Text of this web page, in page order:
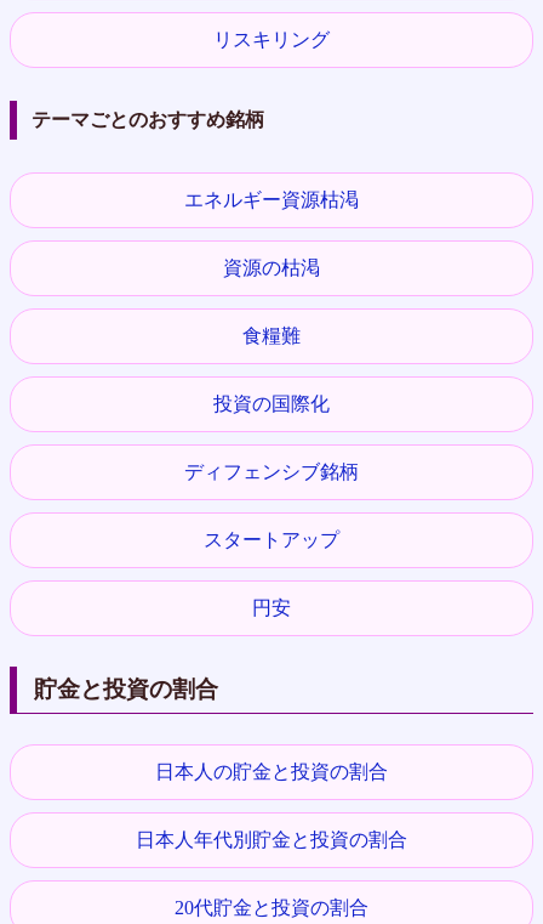
リスキリング
テーマごとのおすすめ銘柄
エネルギー資源枯渇
資源の枯渇
食糧難
投資の国際化
ディフェンシブ銘柄
スタートアップ
円安
貯金と投資の割合
日本人の貯金と投資の割合
日本人年代別貯金と投資の割合
20代貯金と投資の割合